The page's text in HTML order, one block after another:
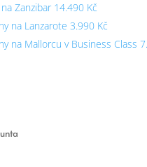
Zanzibar 14.490 Kč
na Lanzarote 3.990 Kč
na Mallorcu v Business Class